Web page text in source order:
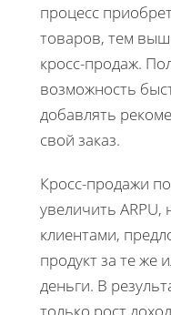
процесс
товаров, тем
кросс-продаж.
возможность
добавлять
свой заказ.
Кросс-продажи
увеличить
клиентами,
продукт за те же
деньги. В
только рост